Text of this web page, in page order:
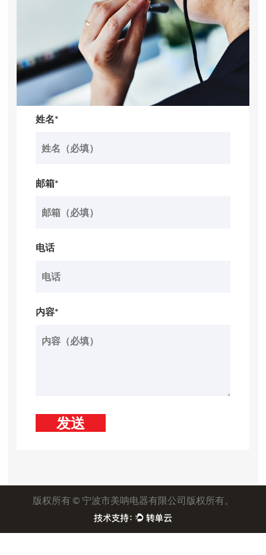
姓名*
邮箱*
电话
内容*
版权所有 © 宁波市美呐电器有限公司版权所有。